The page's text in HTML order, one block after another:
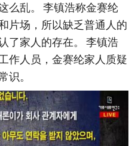
么乱。 李镇浩称金赛纶
片场，所以缺乏普通人的
了家人的存在。 李镇浩
作人员，金赛纶家人质疑
识。